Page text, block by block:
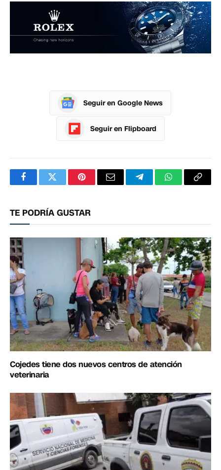
Seguir en Google News
Seguir en Flipboard
FacebookTwitterPinterestCorreoTelegramWhatsApp
TE PODRÍA GUSTAR
Cojedes tiene dos nuevos centros de atención
veterinaria